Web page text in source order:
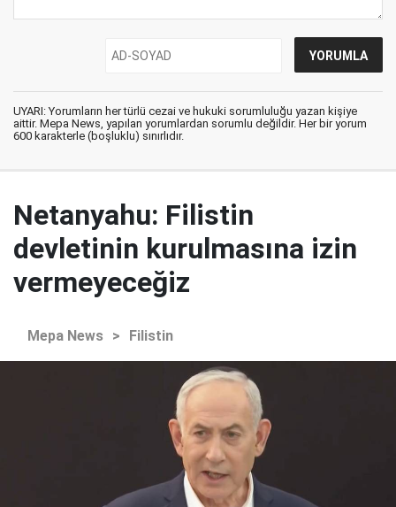
UYARI: Yorumların her türlü cezai ve hukuki sorumluluğu yazan kişiye
aittir. Mepa News, yapılan yorumlardan sorumlu değildir. Her bir yorum
600 karakterle (boşluklu) sınırlıdır.
Netanyahu: Filistin
devletinin kurulmasına izin
vermeyeceğiz
Mepa News > Filistin